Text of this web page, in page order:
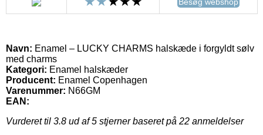
Navn: Enamel – LUCKY CHARMS halskæde i forgyldt sølv
med charms
Kategori: Enamel halskæder
Producent: Enamel Copenhagen
Varenummer: N66GM
EAN:
Vurderet til 3.8 ud af 5 stjerner baseret på 22 anmeldelser